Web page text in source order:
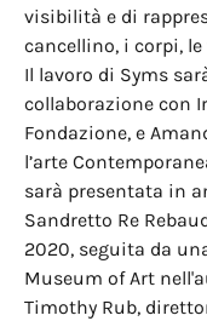
visibilità e di
cancellino, i corpi,
Il lavoro di Syms
collaborazione con
Fondazione, e
l’arte
sarà presentata in
Sandretto Re
2020, seguita da
Museum of Art
Timothy Rub,